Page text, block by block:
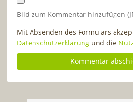
Bild zum Kommentar hinzufügen
Mit Absenden des Formulars
Datenschutzerklärung und die